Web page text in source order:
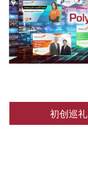
初创巡礼